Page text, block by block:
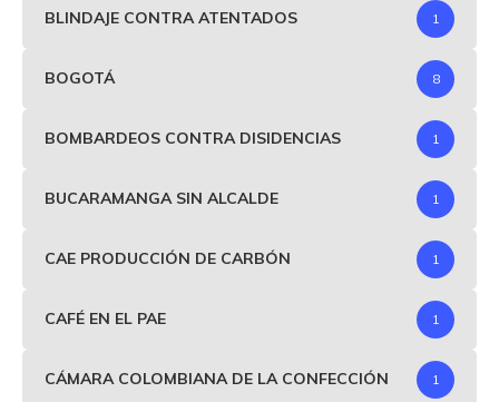
BLINDAJE CONTRA ATENTADOS 1
BOGOTÁ 8
BOMBARDEOS CONTRA DISIDENCIAS 1
BUCARAMANGA SIN ALCALDE 1
CAE PRODUCCIÓN DE CARBÓN 1
CAFÉ EN EL PAE 1
CÁMARA COLOMBIANA DE LA CONFECCIÓN 1